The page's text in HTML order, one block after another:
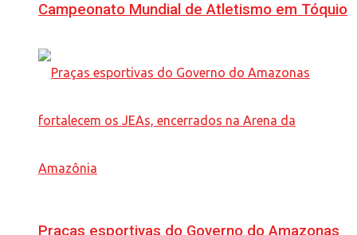
Campeonato Mundial de Atletismo em Tóquio
Praças esportivas do Governo do Amazonas